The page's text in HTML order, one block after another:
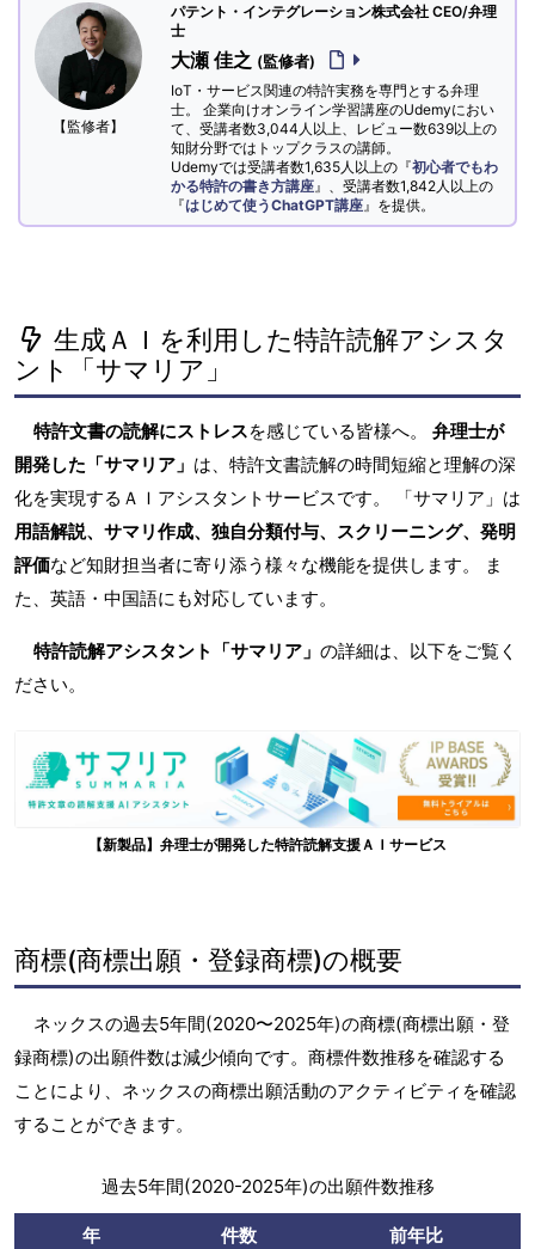
【監修者】
パテント・インテグレーション株式会社 CEO/弁理
士
大瀬 佳之 (監修者)
IoT・サービス関連の特許実務を専門とする弁理
士。 企業向けオンライン学習講座のUdemyにおい
て、受講者数3,044人以上、レビュー数639以上の
知財分野ではトップクラスの講師。
Udemyでは受講者数1,635人以上の『初心者でもわ
かる特許の書き方講座 』、受講者数1,842人以上の
『はじめて使うChatGPT講座 』を提供。
生成ＡＩを利用した特許読解アシスタ
ント「サマリア」
特許文書の読解にストレスを感じている皆様へ。 弁理士が
開発した「サマリア」 は、特許文書読解の時間短縮と理解の深
化を実現するＡＩアシスタントサービスです。 「サマリア」は
用語解説、サマリ作成、独自分類付与、スクリーニング、発明
評価など知財担当者に寄り添う様々な機能を提供します。 ま
た、英語・中国語にも対応しています。
特許読解アシスタント「サマリア」 の詳細は、以下をご覧く
ださい。
【新製品】弁理士が開発した特許読解支援ＡＩサービス
商標(商標出願・登録商標)の概要
ネックスの過去5年間(2020〜2025年)の商標(商標出願・登
録商標)の出願件数は減少傾向です。商標件数推移を確認する
ことにより、ネックスの商標出願活動のアクティビティを確認
することができます。
過去5年間(2020-2025年)の出願件数推移
年 件数
前年比